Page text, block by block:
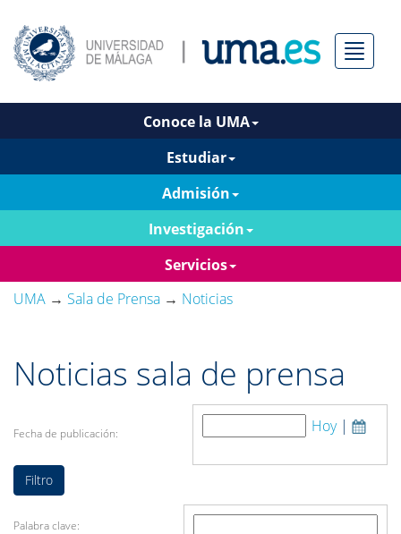
Menú
Conoce la UMA
Estudiar
Admisión
Investigación
Servicios
UMA → Sala de Prensa → Noticias
Noticias sala de prensa
Fecha de publicación: Hoy|
Palabra clave: